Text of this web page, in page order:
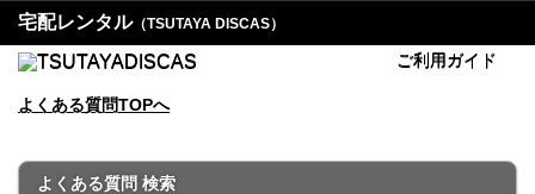
宅配レンタル（TSUTAYA DISCAS）
ご利用ガイド
よくある質問TOPへ
よくある質問 検索